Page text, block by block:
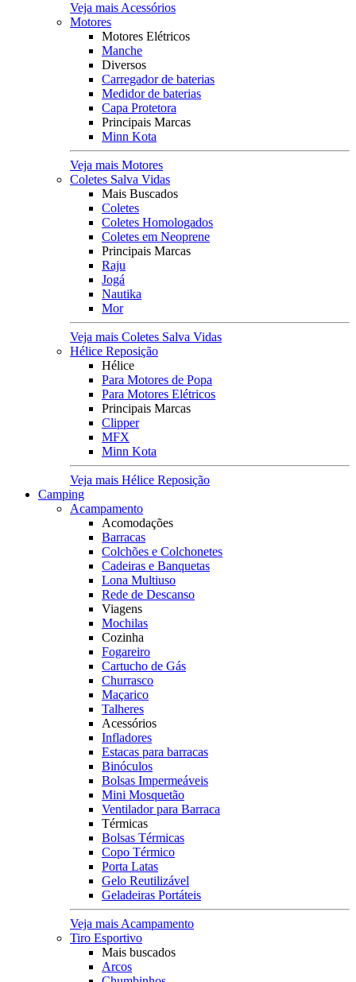
Veja mais Acessórios
Motores
Motores Elétricos
Manche
Diversos
Carregador de baterias
Medidor de baterias
Capa Protetora
Principais Marcas
Minn Kota
Veja mais Motores
Coletes Salva Vidas
Mais Buscados
Coletes
Coletes Homologados
Coletes em Neoprene
Principais Marcas
Raju
Jogá
Nautika
Mor
Veja mais Coletes Salva Vidas
Hélice Reposição
Hélice
Para Motores de Popa
Para Motores Elétricos
Principais Marcas
Clipper
MFX
Minn Kota
Veja mais Hélice Reposição
Camping
Acampamento
Acomodações
Barracas
Colchões e Colchonetes
Cadeiras e Banquetas
Lona Multiuso
Rede de Descanso
Viagens
Mochilas
Cozinha
Fogareiro
Cartucho de Gás
Churrasco
Maçarico
Talheres
Acessórios
Infladores
Estacas para barracas
Binóculos
Bolsas Impermeáveis
Mini Mosquetão
Ventilador para Barraca
Térmicas
Bolsas Térmicas
Copo Térmico
Porta Latas
Gelo Reutilizável
Geladeiras Portáteis
Veja mais Acampamento
Tiro Esportivo
Mais buscados
Arcos